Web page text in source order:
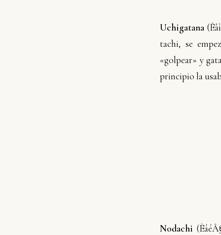
Uchigatana (
tachi, se
«golpear» y
principio la
Nodachi (